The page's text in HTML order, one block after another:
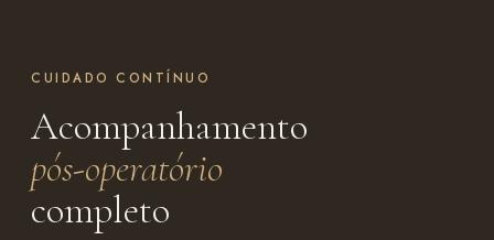
CUIDADO CONTÍNUO
Acompanhamento
pós-operatório
completo